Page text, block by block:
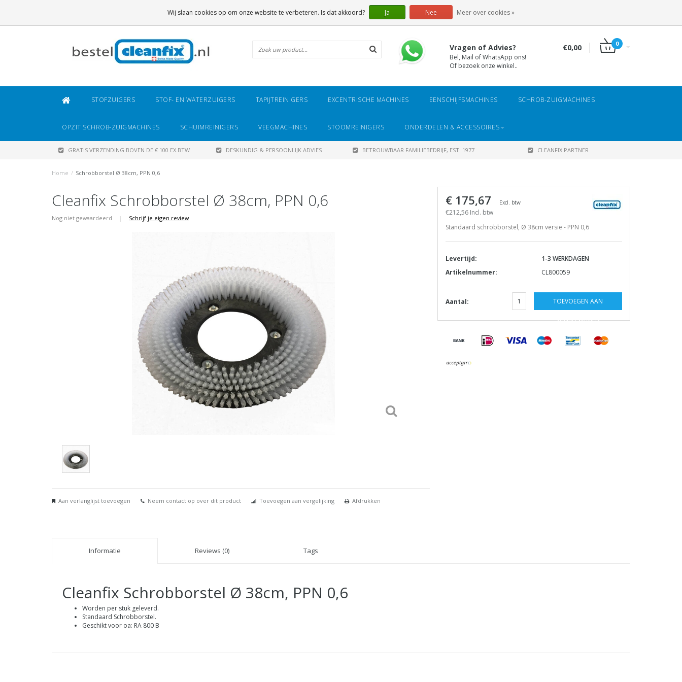
Vragen of Advies?
Bel, Mail of WhatsApp ons!
Of bezoek onze winkel..
€0,00 0
STOFZUIGERS STOF- EN WATERZUIGERS TAPIJTREINIGERS EXCENTRISCHE MACHINES EENSCHIJFSMACHINES SCHROB-ZUIGMACHINES
OPZIT SCHROB-ZUIGMACHINES SCHUIMREINIGERS VEEGMACHINES STOOMREINIGERS ONDERDELEN & ACCESSOIRES
GRATIS VERZENDING BOVEN DE € 100 EX.BTW DESKUNDIG & PERSOONLIJK ADVIES BETROUWBAAR FAMILIEBEDRIJF, EST. 1977 CLEANFIX PARTNER
Home / Schrobborstel Ø 38cm, PPN 0,6
Cleanfix Schrobborstel Ø 38cm, PPN 0,6
Nog niet gewaardeerd | Schrijf je eigen review
Aan verlanglijst toevoegen Neem contact op over dit product Toevoegen aan vergelijking Afdrukken
€ 175,67 Excl. btw
€212,56 Incl. btw
Standaard schrobborstel, Ø 38cm versie - PPN 0,6
Levertijd:
1-3 WERKDAGEN
Artikelnummer:
CL800059
Aantal: TOEVOEGEN AAN
WINKELWAGEN
Informatie Reviews (0) Tags
Cleanfix Schrobborstel Ø 38cm, PPN 0,6
Worden per stuk geleverd.
Standaard Schrobborstel.
Geschikt voor oa: RA 800 B
Wij slaan cookies op om onze website te verbeteren. Is dat akkoord? Ja Nee Meer over cookies »